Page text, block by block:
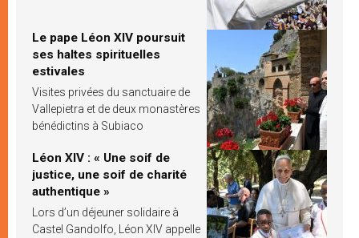
Le pape Léon XIV poursuit
ses haltes spirituelles
estivales
Visites privées du sanctuaire de
Vallepietra et de deux monastères
bénédictins à Subiaco
Léon XIV : « Une soif de
justice, une soif de charité
authentique »
Lors d’un déjeuner solidaire à
Castel Gandolfo, Léon XIV appelle